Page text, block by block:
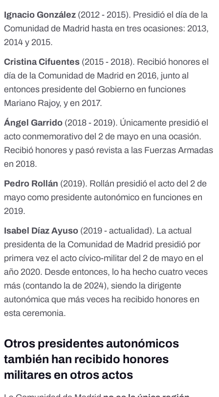
Ignacio González (2012 - 2015). Presidió el día de la
Comunidad de Madrid hasta en tres ocasiones: 2013,
2014 y 2015.
Cristina Cifuentes (2015 - 2018). Recibió honores el
día de la Comunidad de Madrid en 2016, junto al
entonces presidente del Gobierno en funciones
Mariano Rajoy, y en 2017.
Ángel Garrido (2018 - 2019). Únicamente presidió el
acto conmemorativo del 2 de mayo en una ocasión.
Recibió honores y pasó revista a las Fuerzas Armadas
en 2018.
Pedro Rollán (2019). Rollán presidió el acto del 2 de
mayo como presidente autonómico en funciones en
2019.
Isabel Díaz Ayuso (2019 - actualidad). La actual
presidenta de la Comunidad de Madrid presidió por
primera vez el acto cívico-militar del 2 de mayo en el
año 2020. Desde entonces, lo ha hecho cuatro veces
más (contando la de 2024), siendo la dirigente
autonómica que más veces ha recibido honores en
esta ceremonia.
Otros presidentes autonómicos
también han recibido honores
militares en otros actos